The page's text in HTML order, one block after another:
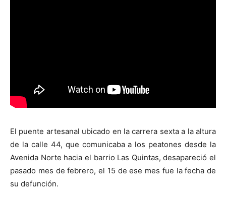
El puente artesanal ubicado en la carrera sexta a la altura
de la calle 44, que comunicaba a los peatones desde la
Avenida Norte hacia el barrio Las Quintas, desapareció el
pasado mes de febrero, el 15 de ese mes fue la fecha de
su defunción.